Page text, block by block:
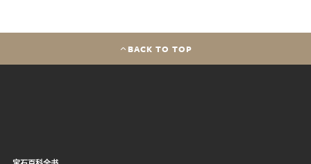
BACK TO TOP